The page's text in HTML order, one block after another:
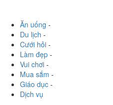
Mua sắm-
Giáo dục
Dịch vụ